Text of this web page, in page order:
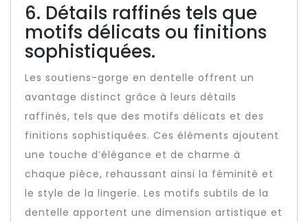
6. Détails raffinés tels que
motifs délicats ou finitions
sophistiquées.
Les soutiens-gorge en dentelle offrent un
avantage distinct grâce à leurs détails
raffinés, tels que des motifs délicats et des
finitions sophistiquées. Ces éléments ajoutent
une touche d’élégance et de charme à
chaque pièce, rehaussant ainsi la féminité et
le style de la lingerie. Les motifs subtils de la
dentelle apportent une dimension artistique et